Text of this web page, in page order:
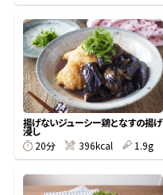
新鮮一番
揚げないジューシー鶏となすの揚げ
浸し
20分
396kcal 1.9g